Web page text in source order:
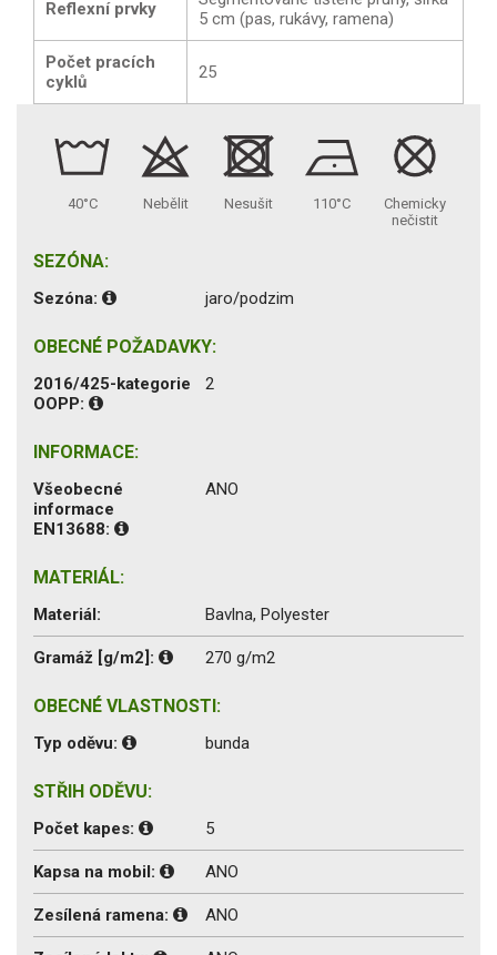
Reflexní prvky
5 cm (pas, rukávy, ramena)
Počet pracích
cyklů
25
40°C Nebělit Nesušit 110°C
Chemicky
nečistit
SEZÓNA:
Sezóna: jaro/podzim
OBECNÉ POŽADAVKY:
2016/425-kategorie
OOPP:
2
INFORMACE:
Všeobecné
informace
EN13688:
ANO
MATERIÁL:
Materiál: Bavlna, Polyester
Gramáž [g/m2]: 270 g/m2
OBECNÉ VLASTNOSTI:
Typ oděvu: bunda
STŘIH ODĚVU:
Počet kapes: 5
Kapsa na mobil: ANO
Zesílená ramena: ANO